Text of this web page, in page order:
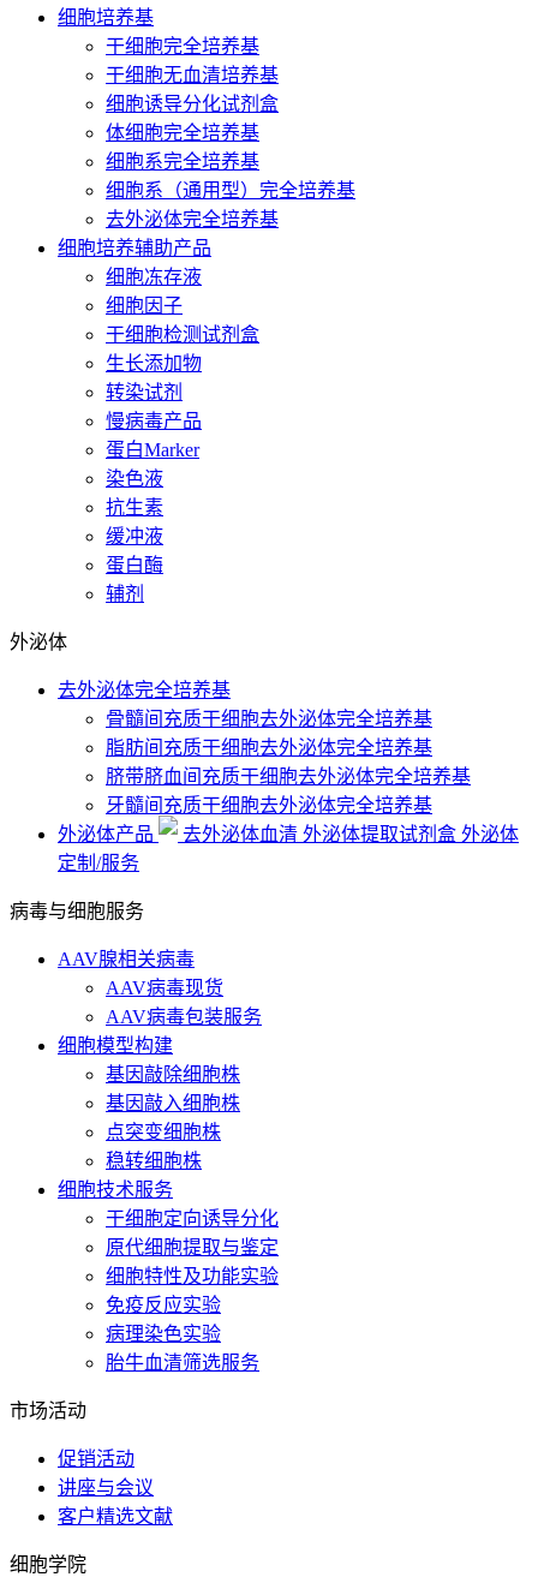
细胞培养基
干细胞完全培养基
干细胞无血清培养基
细胞诱导分化试剂盒
体细胞完全培养基
细胞系完全培养基
细胞系（通用型）完全培养基
去外泌体完全培养基
细胞培养辅助产品
细胞冻存液
细胞因子
干细胞检测试剂盒
生长添加物
转染试剂
慢病毒产品
蛋白Marker
染色液
抗生素
缓冲液
蛋白酶
辅剂
外泌体
去外泌体完全培养基
骨髓间充质干细胞去外泌体完全培养基
脂肪间充质干细胞去外泌体完全培养基
脐带脐血间充质干细胞去外泌体完全培养基
牙髓间充质干细胞去外泌体完全培养基
外泌体产品
去外泌体血清 外泌体提取试剂盒 外泌体
定制/服务
病毒与细胞服务
AAV腺相关病毒
AAV病毒现货
AAV病毒包装服务
细胞模型构建
基因敲除细胞株
基因敲入细胞株
点突变细胞株
稳转细胞株
细胞技术服务
干细胞定向诱导分化
原代细胞提取与鉴定
细胞特性及功能实验
免疫反应实验
病理染色实验
胎牛血清筛选服务
市场活动
促销活动
讲座与会议
客户精选文献
细胞学院